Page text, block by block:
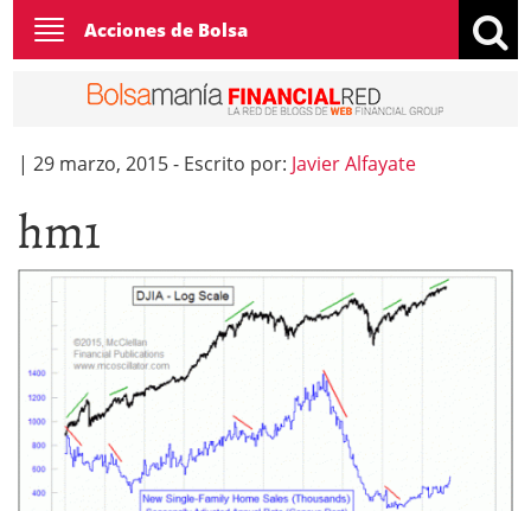
Toggle
navigation
Acciones de Bolsa
| 29 marzo, 2015- Escrito por: Javier Alfayate
hm1